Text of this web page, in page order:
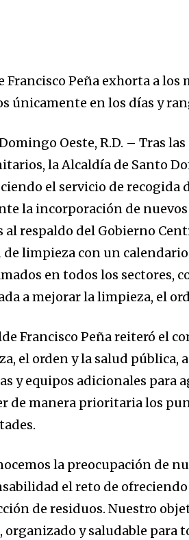
Francisco Peña exhorta a los
únicamente en los días y
Oeste, R.D. – Tras
la Alcaldía de Santo
el servicio de recogida
la incorporación de
al respaldo del Gobierno
de limpieza con un
en todos los sectores,
a mejorar la limpieza, el
Francisco Peña reiteró el
el orden y la salud pública,
y equipos adicionales para
de manera prioritaria los
la preocupación de
el reto de
de residuos. Nuestro
y saludable para